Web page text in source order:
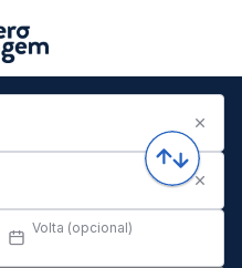
Volta (opcional)